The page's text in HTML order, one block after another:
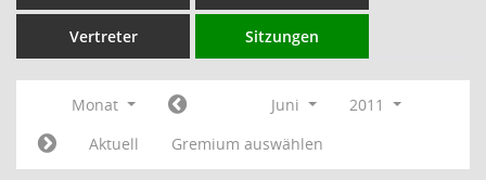
Vertreter Sitzungen
Monat Juni
2011
Aktuell
Gremium auswählen